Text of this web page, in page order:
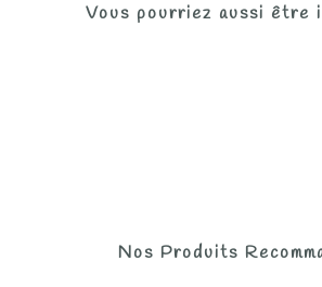
Vous pourriez aussi être
Nos Produits